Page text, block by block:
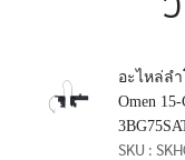
อะไหล่ลำ
Omen
SKU :